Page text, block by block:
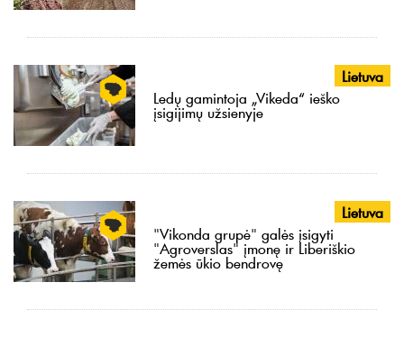
Lietuva
Ledų gamintoja „Vikeda“ ieško
įsigijimų užsienyje
Lietuva
"Vikonda grupė" galės įsigyti
"Agroverslas" įmonę ir Liberiškio
žemės ūkio bendrovę